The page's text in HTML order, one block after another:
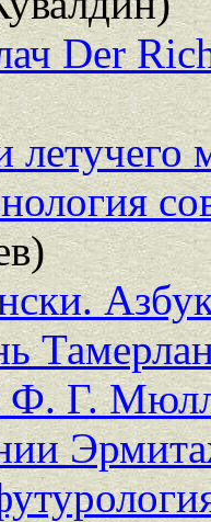
Der
Ф. Г.